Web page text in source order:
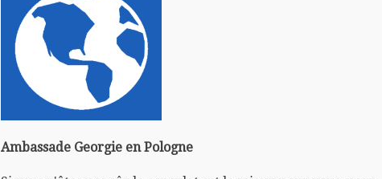
Ambassade Georgie en Pologne